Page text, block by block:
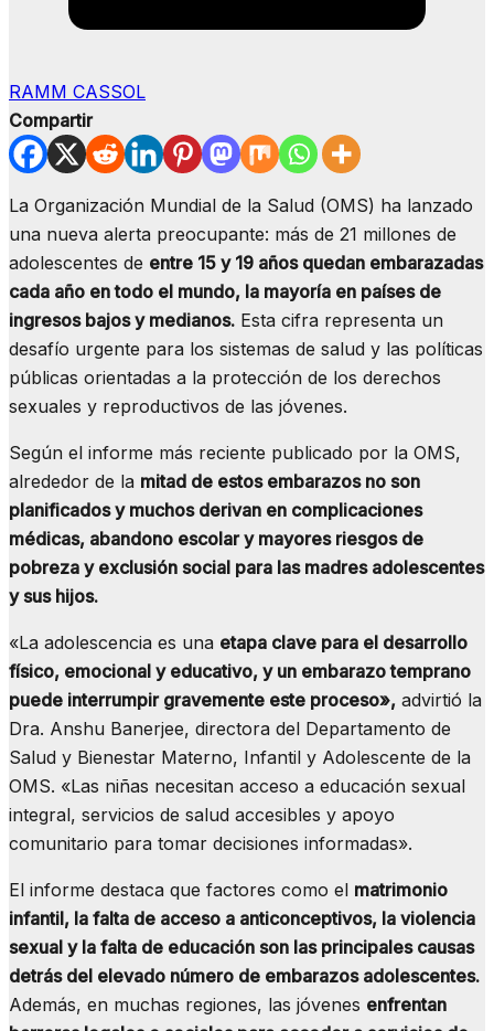
RAMM CASSOL
Compartir
La Organización Mundial de la Salud (OMS) ha lanzado
una nueva alerta preocupante: más de 21 millones de
adolescentes de entre 15 y 19 años quedan embarazadas
cada año en todo el mundo, la mayoría en países de
ingresos bajos y medianos. Esta cifra representa un
desafío urgente para los sistemas de salud y las políticas
públicas orientadas a la protección de los derechos
sexuales y reproductivos de las jóvenes.
Según el informe más reciente publicado por la OMS,
alrededor de la mitad de estos embarazos no son
planificados y muchos derivan en complicaciones
médicas, abandono escolar y mayores riesgos de
pobreza y exclusión social para las madres adolescentes
y sus hijos.
«La adolescencia es una etapa clave para el desarrollo
físico, emocional y educativo, y un embarazo temprano
puede interrumpir gravemente este proceso», advirtió la
Dra. Anshu Banerjee, directora del Departamento de
Salud y Bienestar Materno, Infantil y Adolescente de la
OMS. «Las niñas necesitan acceso a educación sexual
integral, servicios de salud accesibles y apoyo
comunitario para tomar decisiones informadas».
El informe destaca que factores como el matrimonio
infantil, la falta de acceso a anticonceptivos, la violencia
sexual y la falta de educación son las principales causas
detrás del elevado número de embarazos adolescentes.
Además, en muchas regiones, las jóvenes enfrentan